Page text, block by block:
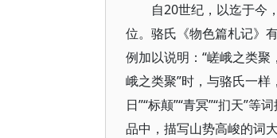
自20世纪，以迄于今
位。骆氏《物色篇札记》
例加以说明：“嵯峨之类
峨之类聚”时，与骆氏一样
日”“标颠”“青冥”“扪天”
品中，描写山势高峻的词